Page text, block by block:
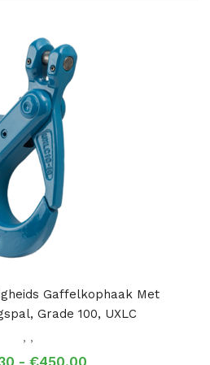
Gaffelkophaak Met
Grade 100, UXLC
, ,
- €450,00